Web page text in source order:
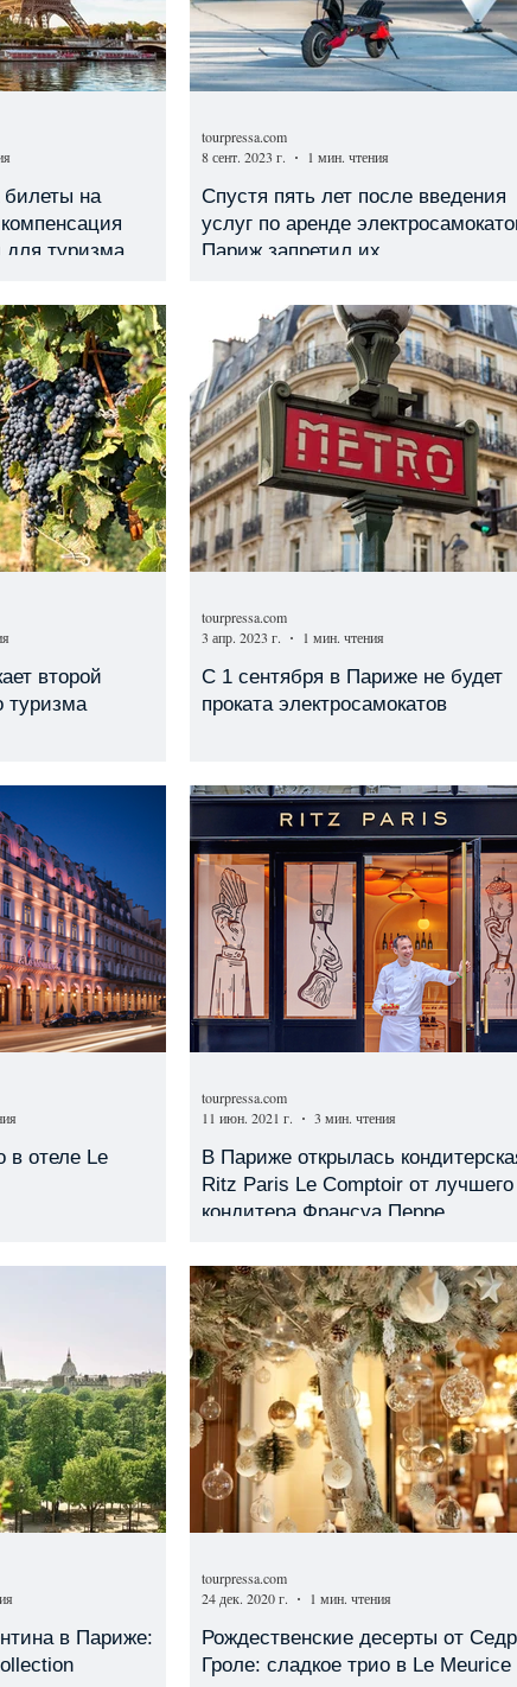
на
для туризма
Спустя пять лет после введения
услуг по аренде
Париж запретил их
tourpressa.com
8 сент. 2023 г.
1 мин. чтения
второй
туризма
С 1 сентября в Париже не будет
проката электросамокатов
tourpressa.com
3 апр. 2023 г.
1 мин. чтения
в отеле Le
В Париже открылась
Ritz Paris Le Comptoir от лучшего
кондитера Франсуа Перре
tourpressa.com
11 июн. 2021 г.
3 мин. чтения
в Париже:
Рождественские десерты от
Гроле: сладкое трио в Le Meurice
tourpressa.com
24 дек. 2020 г.
1 мин. чтения